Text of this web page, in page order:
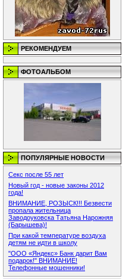
РЕКОМЕНДУЕМ
ФОТОАЛЬБОМ
ПОПУЛЯРНЫЕ НОВОСТИ
Секс после 55 лет
Новый год - новые законы 2012
года!
ВНИМАНИЕ, РОЗЫСК!!! Безвести
пропала жительница
Заводоуковска Татьяна Нарожняя
(Барышева)!
При какой температуре воздуха
детям не идти в школу
"ООО «Яндекс» Банк дарит Вам
подарок!" ВНИМАНИЕ!
Телефонные мошенники!